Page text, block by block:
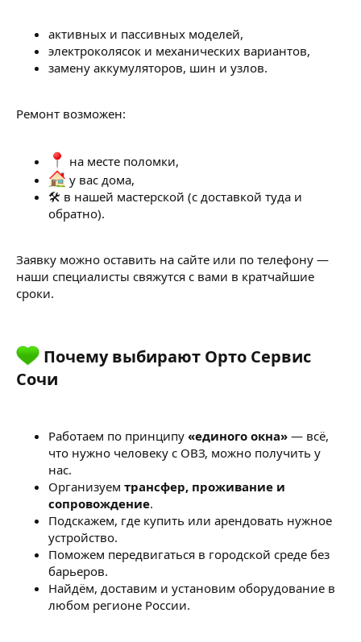
активных и пассивных моделей,
электроколясок и механических вариантов,
замену аккумуляторов, шин и узлов.
Ремонт возможен:
на месте поломки,
у вас дома,
🛠 в нашей мастерской (с доставкой туда и
обратно).
Заявку можно оставить на сайте или по телефону —
наши специалисты свяжутся с вами в кратчайшие
сроки.
Почему выбирают Орто Сервис
Сочи​
Работаем по принципу «единого окна» — всё,
что нужно человеку с ОВЗ, можно получить у
нас.
Организуем трансфер, проживание и
сопровождение.
Подскажем, где купить или арендовать нужное
устройство.
Поможем передвигаться в городской среде без
барьеров.
Найдём, доставим и установим оборудование в
любом регионе России.